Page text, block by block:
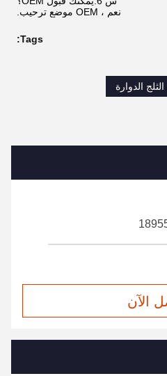
نعم ، OEM موضع ترحيب.
Tags:
الدوارة
الآن